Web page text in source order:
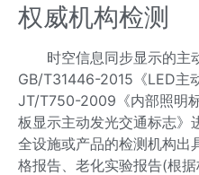
权威机构检测
时空信息同步显示的主
GB/T31446-2015《LED主
JT/T750-2009《内部照明
板显示主动发光交通标志》
全设施或产品的检测机构出
格报告、老化实验报告(根据